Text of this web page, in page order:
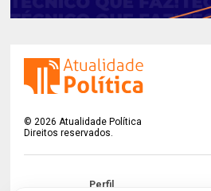
©2026 Atualidade Política
Direitos reservados.
Perfil